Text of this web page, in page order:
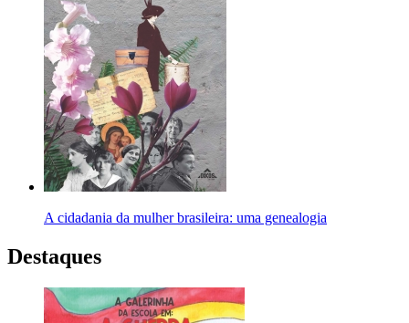
A cidadania da mulher brasileira: uma genealogia
Destaques